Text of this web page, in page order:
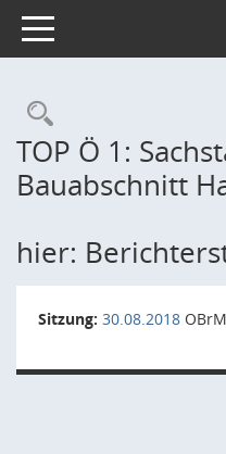
Toggle navigation
TOP Ö 1:
Bauabschnitt
hier:
Sitzung: 30.08.2018